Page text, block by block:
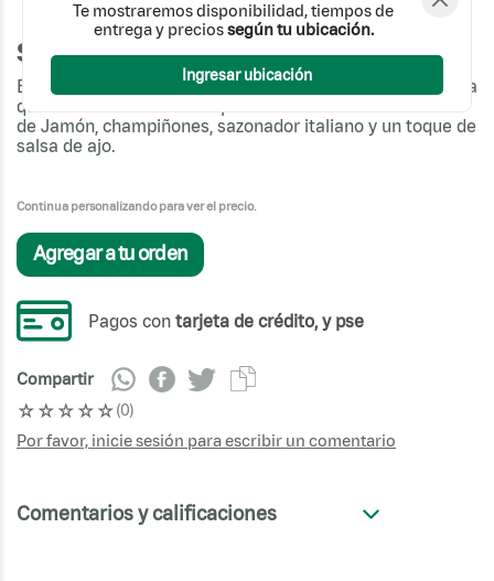
Te mostraremos disponibilidad, tiempos de
entrega y preciossegún tu ubicación.
Ingresar ubicación
Sandwich Pizza Jamón Champiñón
Estás a punto de hacer match con una sensación única: la
que te da la combinación perfecta de la Sandwich Pizza
de Jamón, champiñones, sazonador italiano y un toque de
salsa de ajo.
Continua personalizando para ver el precio.
Agregar a tu orden
Pagos con tarjeta de crédito, y pse
Compartir
☆ ☆ ☆ ☆ ☆(0)
Por favor, inicie sesión para escribir un comentario
Comentarios y calificaciones +